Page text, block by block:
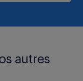
autres